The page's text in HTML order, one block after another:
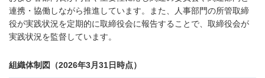
連携・協働しながら推進しています。また、人事部門の所管取締
役が実践状況を定期的に取締役会に報告することで、取締役会が
実践状況を監督しています。
組織体制図（2026年3月31日時点）